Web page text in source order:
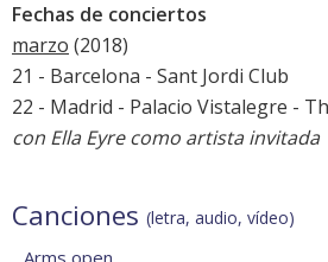
Fechas de conciertos
marzo (2018)
21 - Barcelona - Sant Jordi Club
22 - Madrid - Palacio Vistalegre -
con Ella Eyre como artista invitada
Canciones (letra, audio, vídeo)